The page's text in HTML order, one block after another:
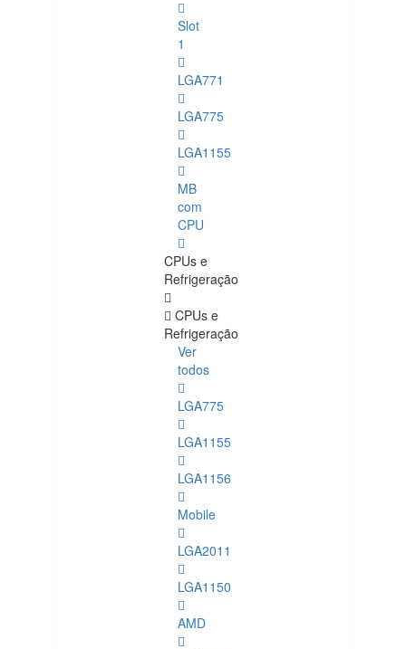
Slot
1
LGA771
LGA775
LGA1155
MB
com
CPU
CPUs e
Refrigeração
CPUs e
Refrigeração
Ver
todos
LGA775
LGA1155
LGA1156
Mobile
LGA2011
LGA1150
AMD